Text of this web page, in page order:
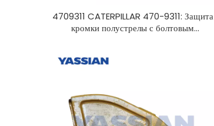
4709311 CATERPILLAR 470-9311: Защита
кромки полустрелы с болтовым